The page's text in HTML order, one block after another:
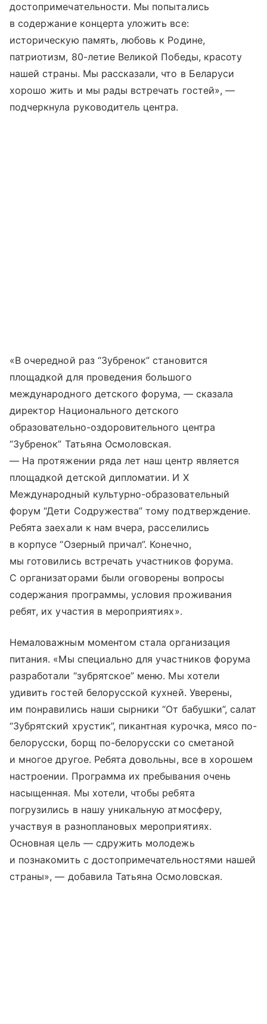
достопримечательности. Мы попытались
в содержание концерта уложить все:
историческую память, любовь к Родине,
патриотизм, 80-летие Великой Победы, красоту
нашей страны. Мы рассказали, что в Беларуси
хорошо жить и мы рады встречать гостей», —
подчеркнула руководитель центра.
«В очередной раз “Зубренок” становится
площадкой для проведения большого
международного детского форума, — сказала
директор Национального детского
образовательно-оздоровительного центра
“Зубренок” Татьяна Осмоловская.
— На протяжении ряда лет наш центр является
площадкой детской дипломатии. И Х
Международный культурно-образовательный
форум “Дети Содружества” тому подтверждение.
Ребята заехали к нам вчера, расселились
в корпусе “Озерный причал”. Конечно,
мы готовились встречать участников форума.
С организаторами были оговорены вопросы
содержания программы, условия проживания
ребят, их участия в мероприятиях».
Немаловажным моментом стала организация
питания. «Мы специально для участников форума
разработали “зубрятское” меню. Мы хотели
удивить гостей белорусской кухней. Уверены,
им понравились наши сырники “От бабушки”, салат
“Зубрятский хрустик”, пикантная курочка, мясо по-
белорусски, борщ по-белорусски со сметаной
и многое другое. Ребята довольны, все в хорошем
настроении. Программа их пребывания очень
насыщенная. Мы хотели, чтобы ребята
погрузились в нашу уникальную атмосферу,
участвуя в разноплановых мероприятиях.
Основная цель — сдружить молодежь
и познакомить с достопримечательностями нашей
страны», — добавила Татьяна Осмоловская.